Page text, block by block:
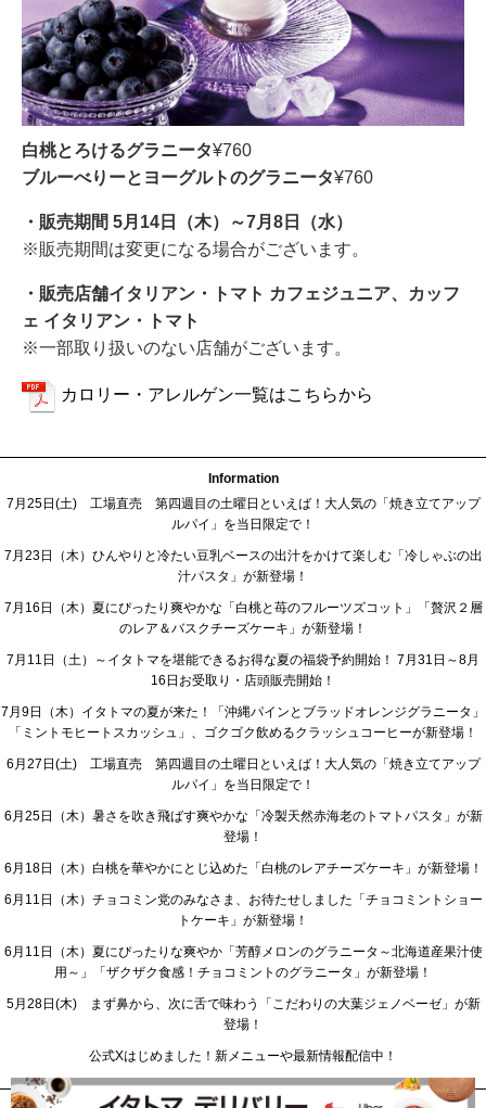
白桃とろけるグラニータ¥760
ブルーべりーとヨーグルトのグラニータ¥760
・販売期間 5月14日（木）～7月8日（水）
※販売期間は変更になる場合がございます。
・販売店舗イタリアン・トマト カフェジュニア、カッフ
ェ イタリアン・トマト
※一部取り扱いのない店舗がございます。
カロリー・アレルゲン一覧はこちらから
Information
7月25日(土) 工場直売 第四週目の土曜日といえば！大人気の「焼き立てアップ
ルパイ」を当日限定で！
7月23日（木）ひんやりと冷たい豆乳ベースの出汁をかけて楽しむ「冷しゃぶの出
汁パスタ」が新登場！
7月16日（木）夏にぴったり爽やかな「白桃と苺のフルーツズコット」「贅沢２層
のレア＆バスクチーズケーキ」が新登場！
7月11日（土）～イタトマを堪能できるお得な夏の福袋予約開始！ 7月31日～8月
16日お受取り・店頭販売開始！
7月9日（木）イタトマの夏が来た！「沖縄パインとブラッドオレンジグラニータ」
「ミントモヒートスカッシュ」、ゴクゴク飲めるクラッシュコーヒーが新登場！
6月27日(土) 工場直売 第四週目の土曜日といえば！大人気の「焼き立てアップ
ルパイ」を当日限定で！
6月25日（木）暑さを吹き飛ばす爽やかな「冷製天然赤海老のトマトパスタ」が新
登場！
6月18日（木）白桃を華やかにとじ込めた「白桃のレアチーズケーキ」が新登場！
6月11日（木）チョコミン党のみなさま、お待たせしました「チョコミントショー
トケーキ」が新登場！
6月11日（木）夏にぴったりな爽やか「芳醇メロンのグラニータ～北海道産果汁使
用～」「ザクザク食感！チョコミントのグラニータ」が新登場！
5月28日(木) まず鼻から、次に舌で味わう「こだわりの大葉ジェノベーゼ」が新
登場！
公式Xはじめました！新メニューや最新情報配信中！